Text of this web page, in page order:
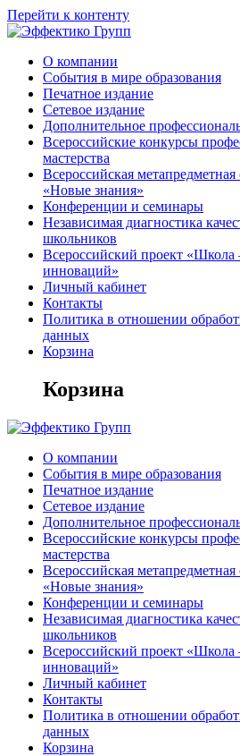
Перейти к контенту
О компании
События в мире образования
Печатное издание
Сетевое издание
Дополнительное
Всероссийские конкурсы
мастерства
Всероссийская
«Новые знания»
Конференции и семинары
Независимая диагностика
школьников
Всероссийский проект «Школа
инноваций»
Личный кабинет
Контакты
Политика в отношении
данных
Корзина
Корзина
О компании
События в мире образования
Печатное издание
Сетевое издание
Дополнительное
Всероссийские конкурсы
мастерства
Всероссийская
«Новые знания»
Конференции и семинары
Независимая диагностика
школьников
Всероссийский проект «Школа
инноваций»
Личный кабинет
Контакты
Политика в отношении
данных
Корзина